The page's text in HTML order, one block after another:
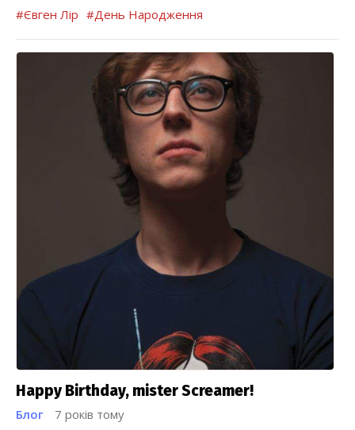
#Євген Лір #День Народження
Happy Birthday, mister Screamer!
Блог
7 років тому